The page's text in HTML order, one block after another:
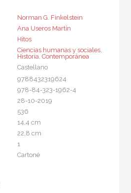
Norman G. Finkelstein
Ana Useros Martín
Hitos
Ciencias humanas y sociales,
Historia, Contemporánea
Castellano
9788432319624
978-84-323-1962-4
28-10-2019
536
14,4 cm
22,8 cm
1
Cartoné